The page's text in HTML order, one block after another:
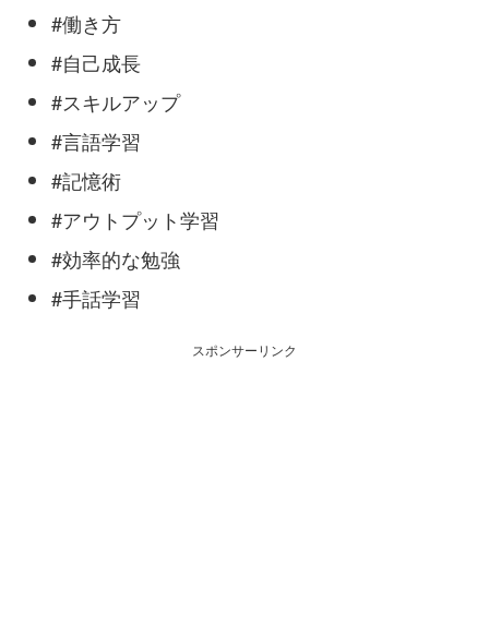
#働き方
#自己成長
#スキルアップ
#言語学習
#記憶術
#アウトプット学習
#効率的な勉強
#手話学習
スポンサーリンク